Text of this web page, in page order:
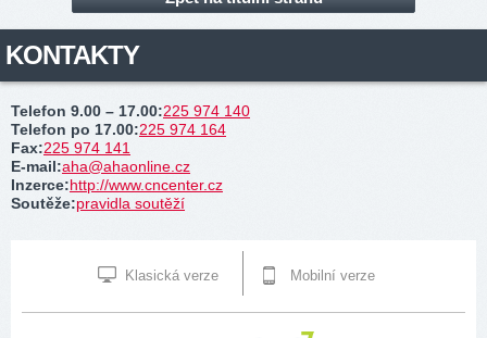
KONTAKTY
Telefon 9.00 – 17.00:225 974 140
Telefon po 17.00:225 974 164
Fax:225 974 141
E-mail:aha@ahaonline.cz
Inzerce:http://www.cncenter.cz
Soutěže:pravidla soutěží
Klasická verze Mobilní verze